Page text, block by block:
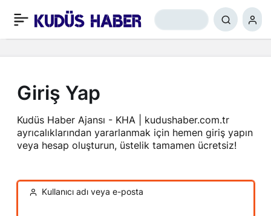
Giriş Yap
Kudüs Haber Ajansı - KHA | kudushaber.com.tr
ayrıcalıklarından yararlanmak için hemen giriş yapın
veya hesap oluşturun, üstelik tamamen ücretsiz!
Kullanıcı adı veya e-posta